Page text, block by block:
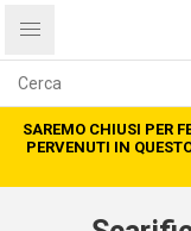
SAREMO CHIUSI PER
PERVENUTI IN